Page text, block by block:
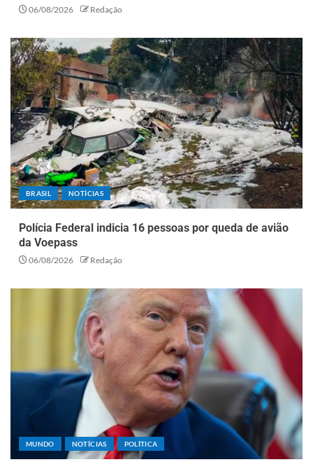
06/08/2026 Redação
BRASIL NOTÍCIAS
Polícia Federal indicia 16 pessoas por queda de avião
da Voepass
06/08/2026 Redação
MUNDO NOTÍCIAS POLÍTICA